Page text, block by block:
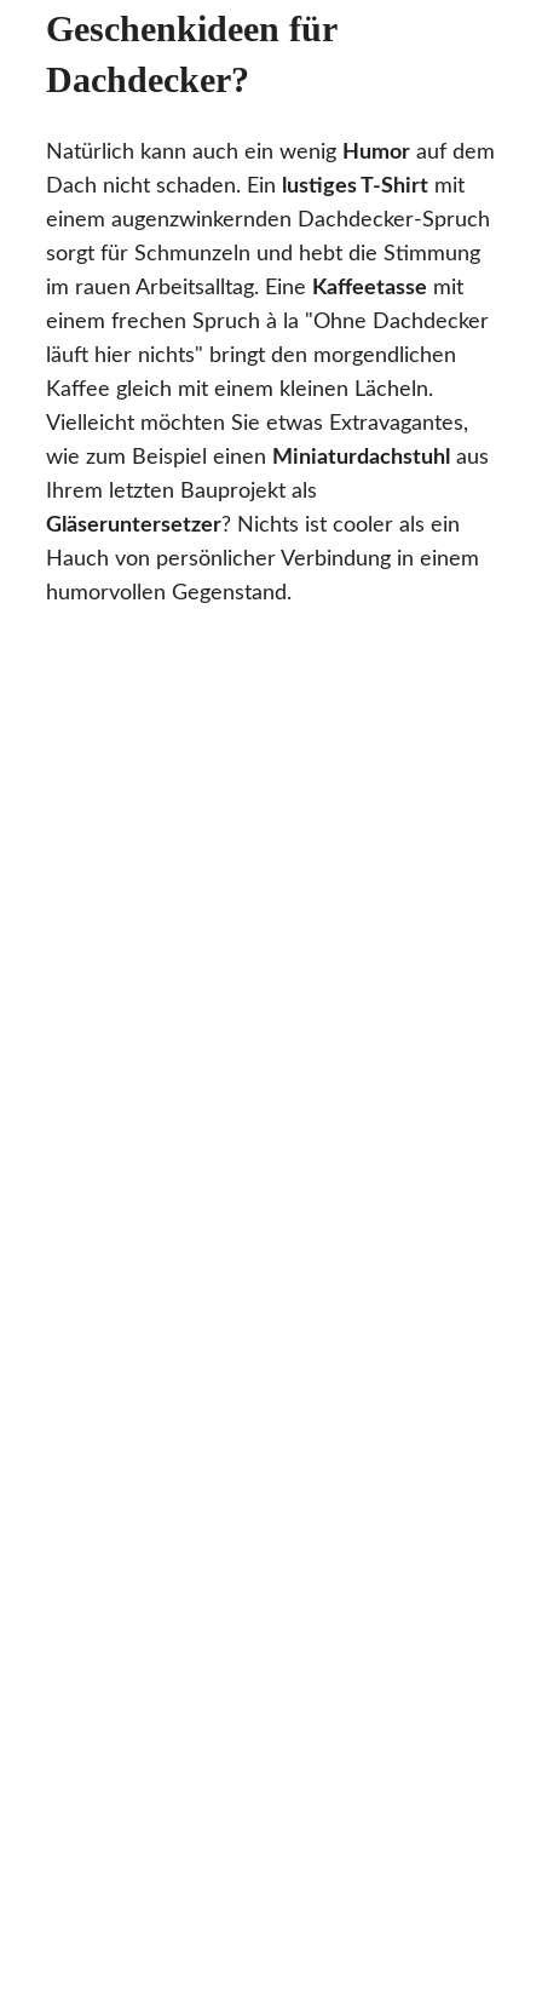
Geschenkideen für
Dachdecker?
Natürlich kann auch ein wenig Humor auf dem
Dach nicht schaden. Ein
lustiges T-Shirt mit
einem augenzwinkernden Dachdecker-Spruch
sorgt für Schmunzeln und hebt die Stimmung
im rauen Arbeitsalltag. Eine Kaffeetasse mit
einem frechen Spruch à la "Ohne Dachdecker
läuft hier nichts" bringt den morgendlichen
Kaffee gleich mit einem kleinen Lächeln.
Vielleicht möchten Sie etwas Extravagantes,
wie zum Beispiel einen Miniaturdachstuhl aus
Ihrem letzten Bauprojekt als
Gläseruntersetzer? Nichts ist cooler als ein
Hauch von persönlicher Verbindung in einem
humorvollen Gegenstand.